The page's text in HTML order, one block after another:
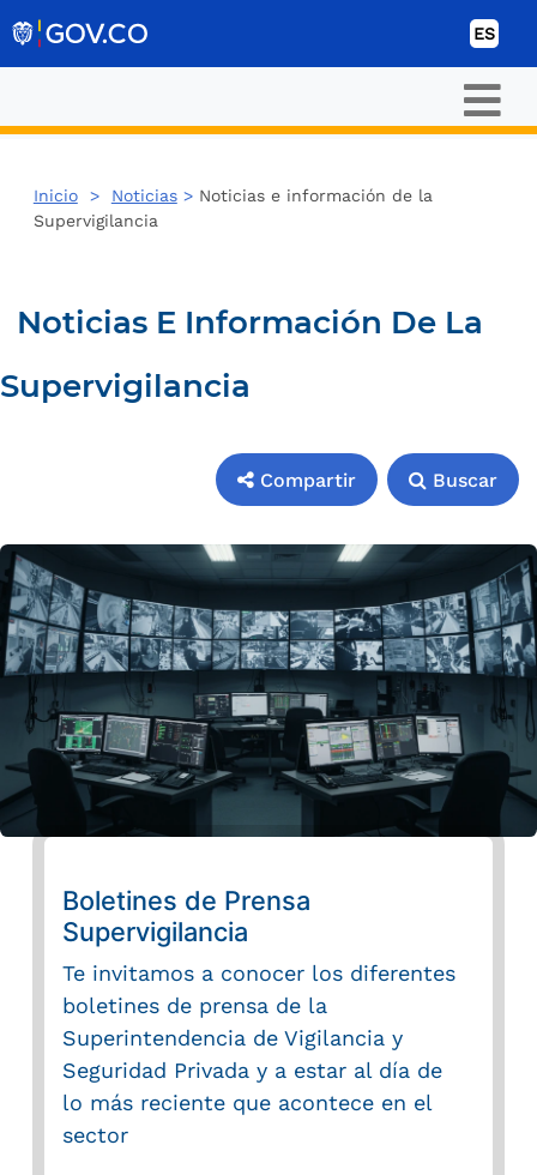
ES
Inicio> Noticias> Noticias e información de la
Supervigilancia
Noticias E Información De La
Supervigilancia
Compartir Buscar
Compartir
Boletines de Prensa
Supervigilancia
Te invitamos a conocer los diferentes
boletines de prensa de la
Superintendencia de Vigilancia y
Seguridad Privada y a estar al día de
lo más reciente que acontece en el
sector